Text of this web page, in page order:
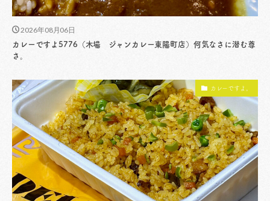
2026年08月06日
カレーですよ5776（木場 ジャンカレー東陽町店）何気なさに潜む尊
さ。
カレーですよ。